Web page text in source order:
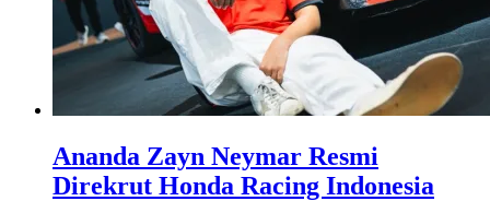
Ananda Zayn Neymar Resmi
Direkrut Honda Racing Indonesia